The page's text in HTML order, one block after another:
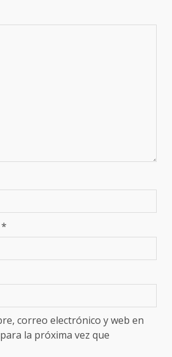
*
correo electrónico y web en
la próxima vez que